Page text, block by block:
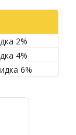
2%
4%
6%